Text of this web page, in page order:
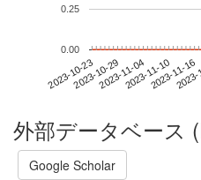
2023-10-232023-10-292023-11-042023-11-102023-11-16
0.00
0.25
外部データベース
Google Scholar